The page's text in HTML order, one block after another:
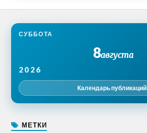
СУББОТА
8августа
2026
Календарь публикаций
МЕТКИ